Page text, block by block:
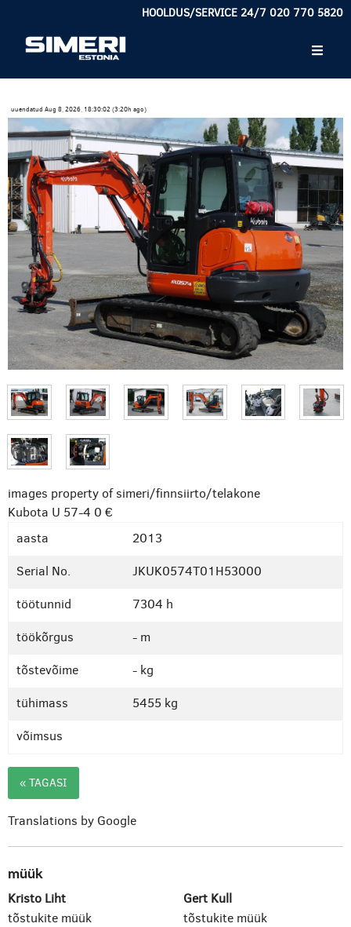
HOOLDUS/SERVICE 24/7 020 770 5820
uuendatud Aug 8, 2026, 18:30:02 (3:20h ago)
images property of simeri/finnsiirto/telakone
Kubota U 57-4 0 €
aasta
2013
Serial No.
JKUK0574T01H53000
töötunnid
7304 h
töökõrgus
- m
tõstevõime
- kg
tühimass
5455 kg
võimsus
« TAGASI
Translations by Google
müük
Kristo Liht
tõstukite müük
Gert Kull
tõstukite müük